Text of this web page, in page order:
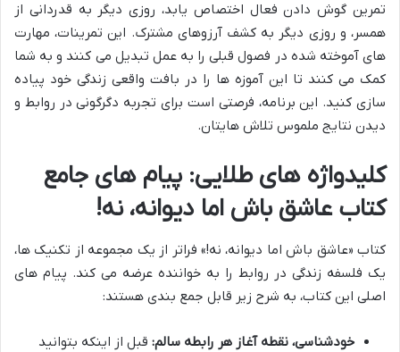
تمرین گوش دادن فعال اختصاص یابد، روزی دیگر به قدردانی از
همسر، و روزی دیگر به کشف آرزوهای مشترک. این تمرینات، مهارت
های آموخته شده در فصول قبلی را به عمل تبدیل می کنند و به شما
کمک می کنند تا این آموزه ها را در بافت واقعی زندگی خود پیاده
سازی کنید. این برنامه، فرصتی است برای تجربه دگرگونی در روابط و
دیدن نتایج ملموس تلاش هایتان.
کلیدواژه های طلایی: پیام های جامع
کتاب عاشق باش اما دیوانه، نه!
کتاب «عاشق باش اما دیوانه، نه!» فراتر از یک مجموعه از تکنیک ها،
یک فلسفه زندگی در روابط را به خواننده عرضه می کند. پیام های
اصلی این کتاب، به شرح زیر قابل جمع بندی هستند:
خودشناسی، نقطه آغاز هر رابطه سالم: قبل از اینکه بتوانید